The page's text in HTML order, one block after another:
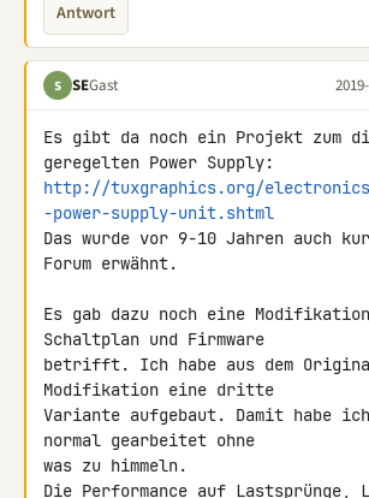
Antwort
S SEGast
Es gibt da noch ein Projekt zum
http://tuxgraphics.org/electronics/
-power-supply-unit.shtml
Das wurde vor 9-10 Jahren auch
Forum erwähnt.
Es gab dazu noch eine
Schaltplan und Firmware
betrifft. Ich habe aus dem
Modifikation eine dritte
Variante aufgebaut. Damit habe
normal gearbeitet ohne
was zu himmeln.
Die Performance auf Lastsprünge,